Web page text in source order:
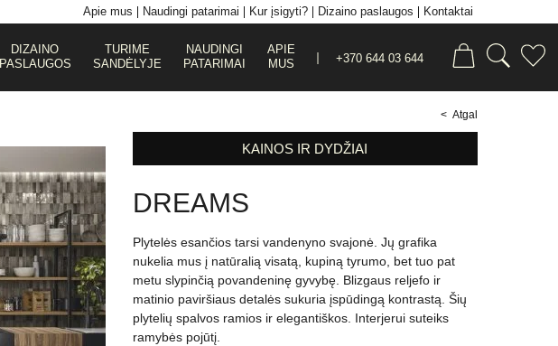
Apie mus Naudingi patarimai Kur įsigyti? Dizaino paslaugos Kontaktai
DIZAINO
PASLAUGOS
TURIME
SANDĖLYJE
NAUDINGI
PATARIMAI
APIE
MUS
+370 644 03 644
< Atgal
KAINOS IR DYDŽIAI
DREAMS
Plytelės esančios tarsi vandenyno svajonė. Jų grafika
nukelia mus į natūralią visatą, kupiną tyrumo, bet tuo pat
metu slypinčią povandeninę gyvybę. Blizgaus reljefo ir
matinio paviršiaus detalės sukuria įspūdingą kontrastą. Šių
plytelių spalvos ramios ir elegantiškos. Interjerui suteiks
ramybės pojūtį.